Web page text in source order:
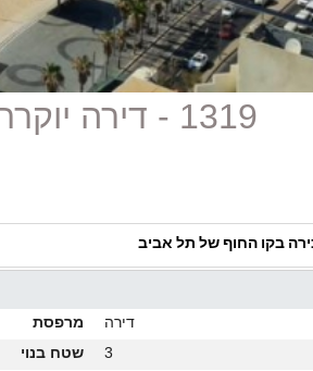
1319 - דירה יוקרתית למכירה בקו החוף של תל אביב
בקו החוף של תל אביב
דירה מרפסת
3 שטח בנוי